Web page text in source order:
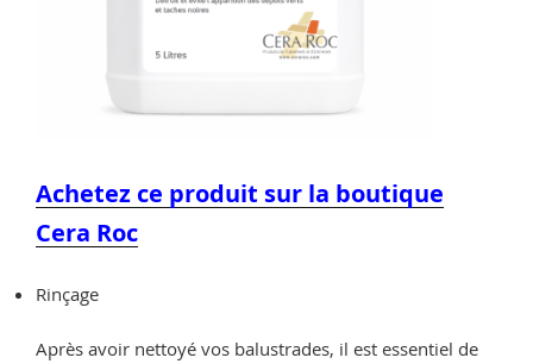
Achetez ce produit sur la boutique
Cera Roc
Rinçage
Après avoir nettoyé vos balustrades, il est essentiel de